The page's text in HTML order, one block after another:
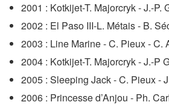
2001 : Kotkijet-T. Majorcryk - J.-P.
2002 : El Paso III-L. Métais - B.
2003 : Line Marine - C. Pieux - C.
2004 : Kotkijet-T. Majorcryk - J.-P
2005 : Sleeping Jack - C. Pieux -
2006 : Princesse d’Anjou - Ph.